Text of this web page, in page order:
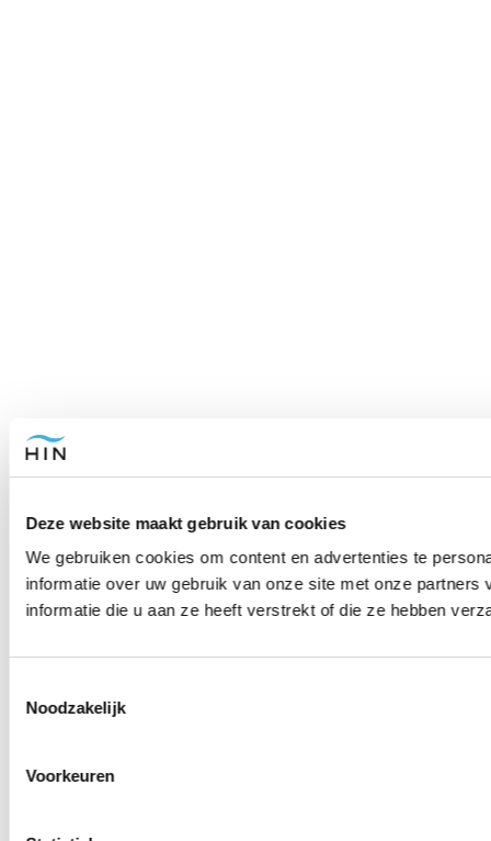
Deze website maakt gebruik van cookies
We gebruiken cookies om content en advertenties te
informatie over uw gebruik van onze site met onze
informatie die u aan ze heeft verstrekt of die ze hebben
Noodzakelijk
Voorkeuren